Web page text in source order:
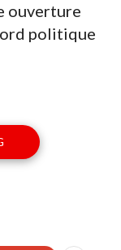
ouverture
politique